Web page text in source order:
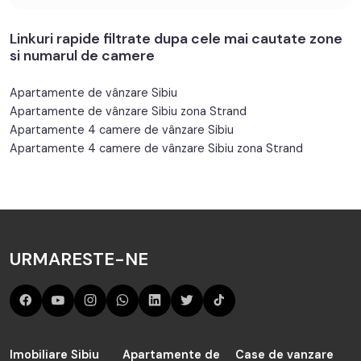
Linkuri rapide filtrate dupa cele mai cautate zone
si numarul de camere
Apartamente de vânzare Sibiu
Apartamente de vânzare Sibiu zona Strand
Apartamente 4 camere de vânzare Sibiu
Apartamente 4 camere de vânzare Sibiu zona Strand
URMARESTE-NE
Imobiliare Sibiu Apartamente de Case de vanzare